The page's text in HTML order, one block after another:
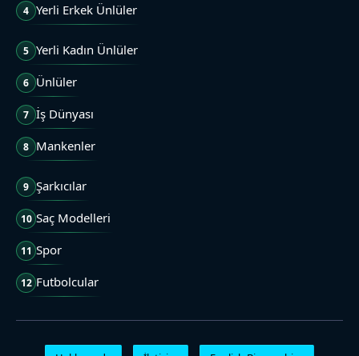
4 Yerli Erkek Ünlüler
5 Yerli Kadın Ünlüler
6 Ünlüler
7 İş Dünyası
8 Mankenler
9 Şarkıcılar
10 Saç Modelleri
11 Spor
12 Futbolcular